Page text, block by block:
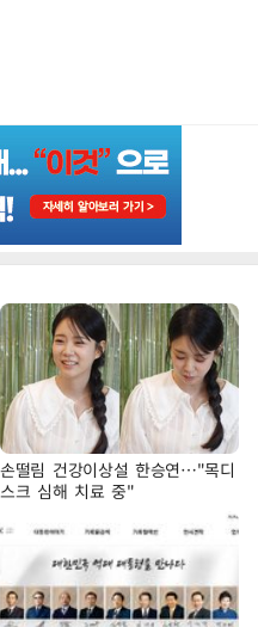
손떨림 건강이상설 한승연…"목디
스크 심해 치료 중"